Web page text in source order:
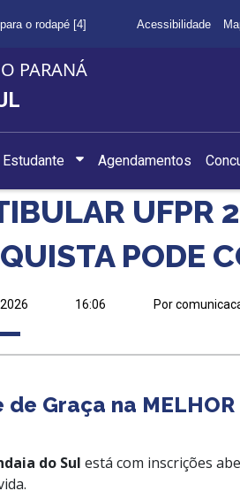
o rodapé [4] Acessibilidade
PARANÁ
Estudante Agendamentos
UFPR
PODE
16:06 Por
de Graça na
do Sul está com inscrições